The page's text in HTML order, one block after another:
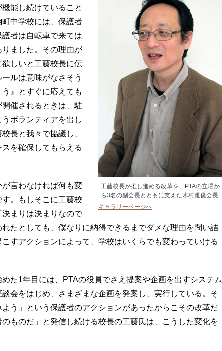
工藤校長が推し進める改革を、PTAの立場か
ら3名の副会長とともに支えた木村雅俊会長
ギャラリーページへ
能し続けていること
中学校には、保護者
者は自転車で来ては
ました。その理由が
しいと工藤校長に伝
ルは意味がなさそう
』とすぐに応えても
催されるときは、駐
ボランティアを出し
長と我々で協議し、
を確保してもらえる
言わなければ何も変
。もしそこに工藤校
まりは決まりなので
たとしても、僕なりに納得できるまでダメな理由を問い詰
すアクションによって、学校はいくらでも変わっていける
た1年目には、PTAの役員でさえ提案や企画を出すシステム
会をはじめ、さまざまな企画を発案し、実行している。そ
う」という保護者のアクションがあったからこその改革だ
ものだ」と発信し続ける校長の工藤氏は、こうした変化を